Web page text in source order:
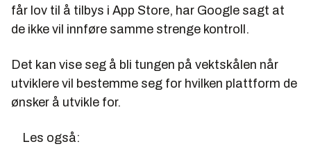
får lov til å tilbys i App Store, har Google sagt at
de ikke vil innføre samme strenge kontroll.
Det kan vise seg å bli tungen på vektskålen når
utviklere vil bestemme seg for hvilken plattform de
ønsker å utvikle for.
Les også: